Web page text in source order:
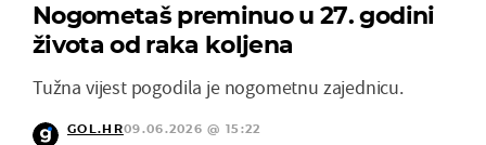
Nogometaš preminuo u 27. godini
života od raka koljena
Tužna vijest pogodila je nogometnu zajednicu.
GOL.HR09.06.2026 @ 15:22